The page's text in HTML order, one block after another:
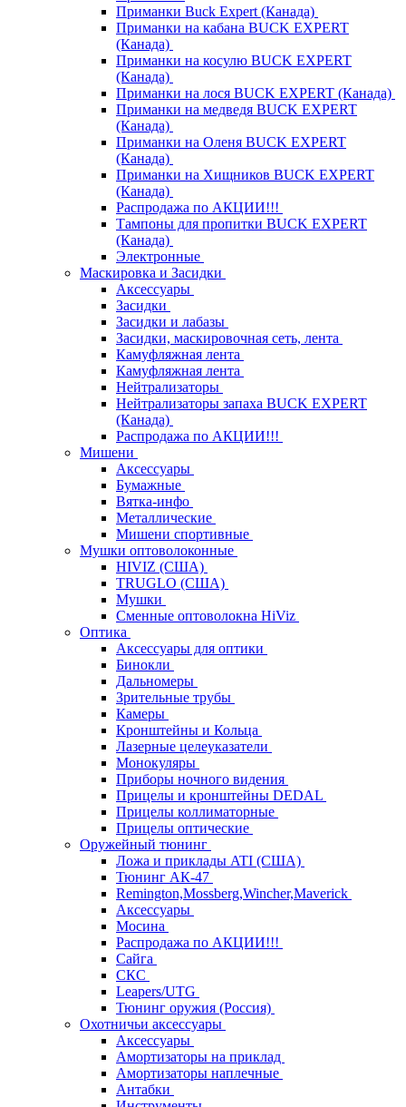
Приманки Buck Expert (Канада)
Приманки на кабана BUCK EXPERT
(Канада)
Приманки на косулю BUCK EXPERT
(Канада)
Приманки на лося BUCK EXPERT (Канада)
Приманки на медведя BUCK EXPERT
(Канада)
Приманки на Оленя BUCK EXPERT
(Канада)
Приманки на Хищников BUCK EXPERT
(Канада)
Распродажа по АКЦИИ!!!
Тампоны для пропитки BUCK EXPERT
(Канада)
Электронные
Маскировка и Засидки
Аксессуары
Засидки
Засидки и лабазы
Засидки, маскировочная сеть, лента
Камуфляжная лента
Камуфляжная лента
Нейтрализаторы
Нейтрализаторы запаха BUCK EXPERT
(Канада)
Распродажа по АКЦИИ!!!
Мишени
Аксессуары
Бумажные
Вятка-инфо
Металлические
Мишени спортивные
Мушки оптоволоконные
HIVIZ (США)
TRUGLO (США)
Мушки
Сменные оптоволокна HiViz
Оптика
Аксессуары для оптики
Бинокли
Дальномеры
Зрительные трубы
Камеры
Кронштейны и Кольца
Лазерные целеуказатели
Монокуляры
Приборы ночного видения
Прицелы и кронштейны DEDAL
Прицелы коллиматорные
Прицелы оптические
Оружейный тюнинг
Ложа и приклады ATI (США)
Тюнинг АК-47
Remington,Mossberg,Wincher,Maverick
Аксессуары
Мосина
Распродажа по АКЦИИ!!!
Сайга
СКС
Leapers/UTG
Тюнинг оружия (Россия)
Охотничьи аксессуары
Аксессуары
Амортизаторы на приклад
Амортизаторы наплечные
Антабки